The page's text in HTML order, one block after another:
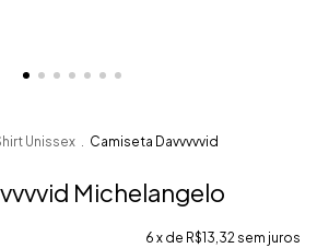
Unissex . Camiseta Davvvvvid
Michelangelo
6 x de R$13,32 sem juros